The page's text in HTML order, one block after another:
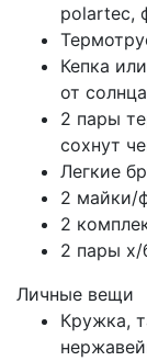
рolartec,
Кепка
от
2 пары
сохнут
Легкие
2 майки/
2
2 пары х/
Личные вещи
Кружка,